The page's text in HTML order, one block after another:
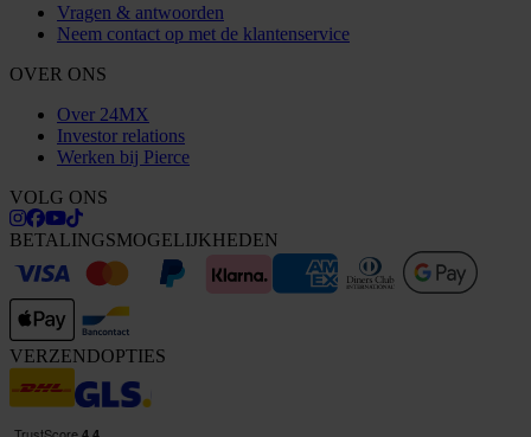
Vragen & antwoorden
Neem contact op met de klantenservice
OVER ONS
Over 24MX
Investor relations
Werken bij Pierce
VOLG ONS
BETALINGSMOGELIJKHEDEN
VERZENDOPTIES